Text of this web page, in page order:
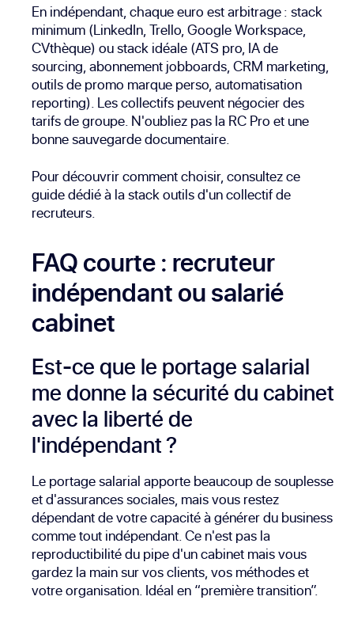
En indépendant, chaque euro est arbitrage : stack
minimum (LinkedIn, Trello, Google Workspace,
CVthèque) ou stack idéale (ATS pro, IA de
sourcing, abonnement jobboards, CRM marketing,
outils de promo marque perso, automatisation
reporting). Les collectifs peuvent négocier des
tarifs de groupe. N'oubliez pas la RC Pro et une
bonne sauvegarde documentaire.
Pour découvrir comment choisir, consultezce
guide dédié à la stack outils d'un collectif de
recruteurs.
FAQ courte : recruteur
indépendant ou salarié
cabinet
Est-ce que le portage salarial
me donne la sécurité du cabinet
avec la liberté de
l'indépendant ?
Le portage salarial apporte beaucoup de souplesse
et d'assurances sociales, mais vous restez
dépendant de votre capacité à générer du business
comme tout indépendant. Ce n'est pas la
reproductibilité du pipe d'un cabinet mais vous
gardez la main sur vos clients, vos méthodes et
votre organisation. Idéal en “première transition”.